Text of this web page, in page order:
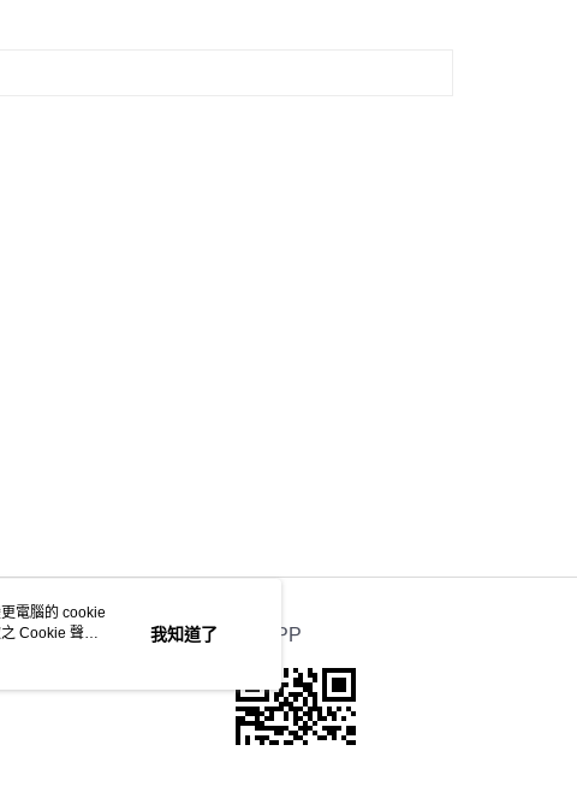
官方APP
電腦的 cookie
Cookie 聲明
我知道了